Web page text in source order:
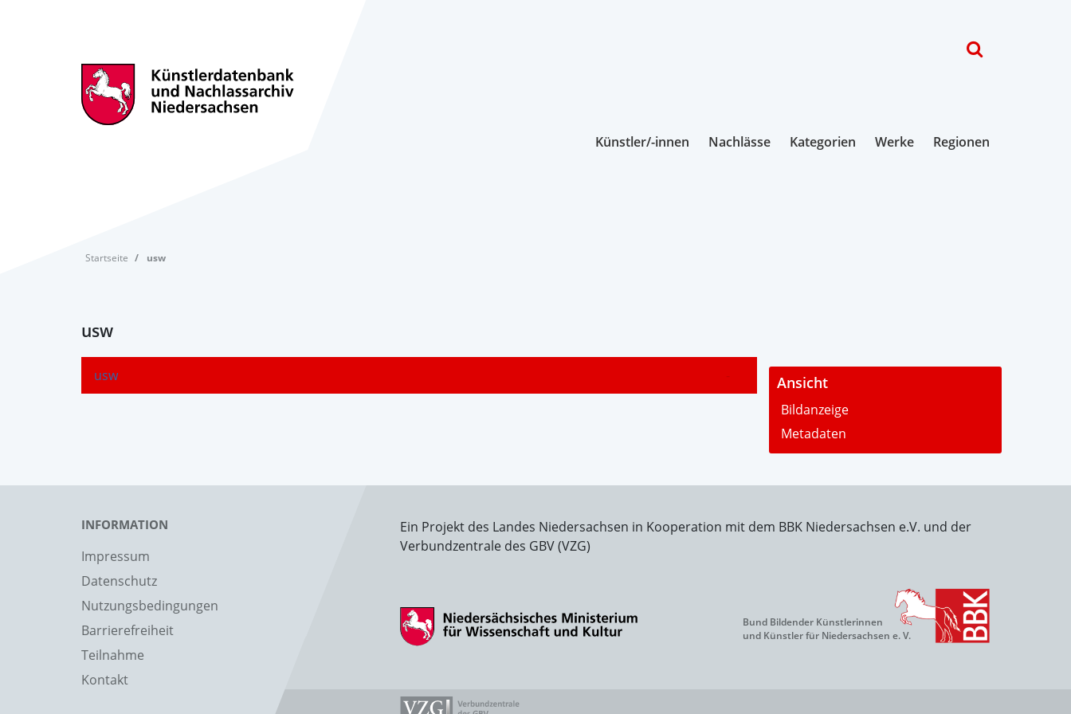
Künstler/-innen Nachlässe Kategorien Werke Regionen
Startseite usw
usw
usw - Ansicht
Bildanzeige
Metadaten
INFORMATION
Impressum
Datenschutz
Nutzungsbedingungen
Barrierefreiheit
Teilnahme
Kontakt
Ein Projekt des Landes Niedersachsen in Kooperation mit dem BBK Niedersachsen e.V. und der
Verbundzentrale des GBV (VZG)
Bund Bildender Künstlerinnen
und Künstler für Niedersachsen e. V.